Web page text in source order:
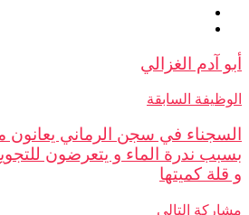
أبو آدم الغزالي
الوظيفة السابقة
السجناء في سجن الرماني يعانون
بسبب ندرة الماء و يتعرضون
و قلة كميتها
مشاركة التالي